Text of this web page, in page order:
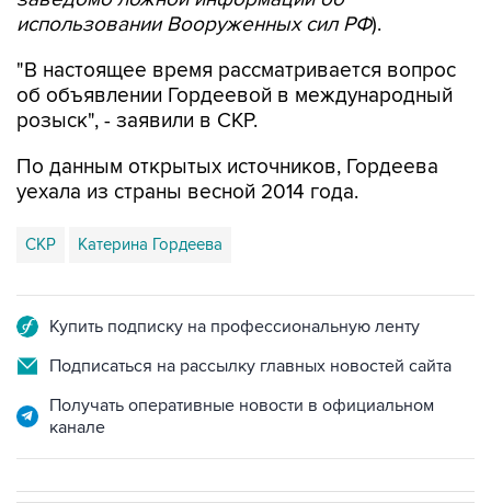
использовании Вооруженных сил РФ).
"В настоящее время рассматривается вопрос
об объявлении Гордеевой в международный
розыск", - заявили в СКР.
По данным открытых источников, Гордеева
уехала из страны весной 2014 года.
СКР Катерина Гордеева
Купить подписку на профессиональную ленту
Подписаться на рассылку главных новостей сайта
Получать оперативные новости в официальном
канале